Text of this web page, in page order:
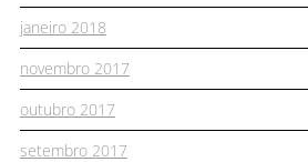
janeiro 2018
novembro 2017
outubro 2017
setembro 2017